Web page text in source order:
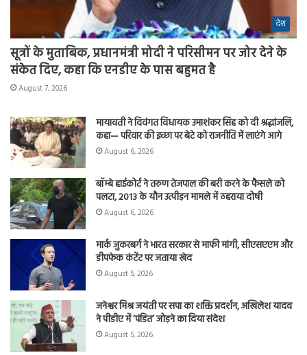
देश
सूत्रों के मुताबिक, प्रधानमंत्री मोदी ने परिसीमन पर जोर देने के
संकेत दिए, कहा कि एनडीए के पास बहुमत है
August 7, 2026
मायावती ने दिवंगत विधायक उमाशंकर सिंह को दी श्रद्धांजलि,
कहा— परिवार की इच्छा पर बेटे को राजनीति में लाएंगे आगे
August 6, 2026
बॉम्बे हाईकोर्ट ने तरुण तेजपाल की बरी करने के फैसले को
पलटा, 2013 के यौन उत्पीड़न मामले में ठहराया दोषी
August 6, 2026
मार्क जुकरबर्ग ने भारत सरकार से माफी मांगी, सीएसएएम और
डीपफेक कंटेंट पर जताया खेद
August 5, 2026
जनेश्वर मिश्र जयंती पर सपा का शक्ति प्रदर्शन, अखिलेश यादव
ने पीडीए में ‘पंडित’ जोड़ने का दिया संदेश
August 5, 2026